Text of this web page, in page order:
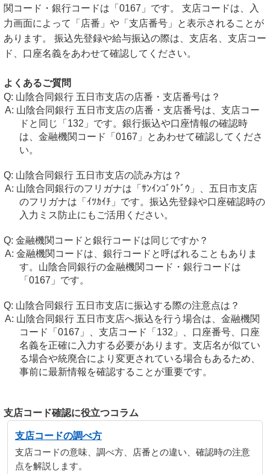
関コード・銀行コードは「0167」です。 支店コードは、入
力画面によって「店番」や「支店番号」と表示されることが
あります。 振込先登録や給与振込の際は、支店名、支店コー
ド、口座名義をあわせて確認してください。
よくあるご質問
山陰合同銀行 五日市支店の店番・支店番号は？
山陰合同銀行 五日市支店の店番・支店番号は、支店コー
ドと同じ「132」です。銀行振込や口座情報の確認時
は、金融機関コード「0167」とあわせて確認してくださ
い。
山陰合同銀行 五日市支店の読み方は？
山陰合同銀行のフリガナは「ｻﾝｲﾝｺﾞｳﾄﾞｳ」、五日市支店
のフリガナは「ｲﾂｶｲﾁ」です。振込先登録や口座確認時の
入力ミス防止にもご活用ください。
金融機関コードと銀行コードは同じですか？
金融機関コードは、銀行コードと呼ばれることもありま
す。山陰合同銀行の金融機関コード・銀行コードは
「0167」です。
山陰合同銀行 五日市支店に振込する際の注意点は？
山陰合同銀行 五日市支店へ振込を行う場合は、金融機関
コード「0167」、支店コード「132」、口座番号、口座
名義を正確に入力する必要があります。支店名が似てい
る場合や統廃合により変更されている場合もあるため、
事前に最新情報を確認することが重要です。
支店コード確認に役立つコラム
支店コードの調べ方
支店コードの意味、調べ方、店番との違い、確認時の注意
点を解説します。